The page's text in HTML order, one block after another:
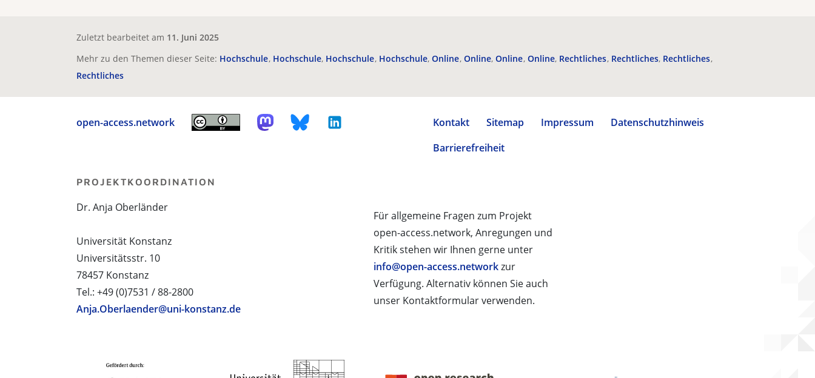
Zuletzt bearbeitet am 11. Juni 2025
Mehr zu den Themen dieser Seite: Hochschule Hochschule Hochschule Hochschule Online Online Online Online Rechtliches Rechtliches Rechtliches
Rechtliches
open-access.network Kontakt Sitemap Impressum
Datenschutzhinweis
Barrierefreiheit
Für allgemeine Fragen zum Projekt
open-access.network, Anregungen und
Kritik stehen wir Ihnen gerne unter
info@open-access.networkzur
Verfügung. Alternativ können Sie auch
unser Kontaktformular verwenden.
PROJEKTKOORDINATION
Dr. Anja Oberländer
Universität Konstanz
Universitätsstr. 10
78457 Konstanz
Tel.: +49 (0)7531 / 88-2800
Anja.Oberlaender@uni-konstanz.de